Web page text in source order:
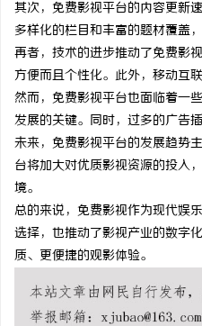
其次，免费影视平台的内容更新
多样化的栏目和丰富的题材覆盖
再者，技术的进步推动了免费影
方便而且个性化。此外，移动互
然而，免费影视平台也面临着一
发展的关键。同时，过多的广告
未来，免费影视平台的发展趋势
台将加大对优质影视资源的投入
境。
总的来说，免费影视作为现代娱
选择，也推动了影视产业的数字
质、更便捷的观影体验。